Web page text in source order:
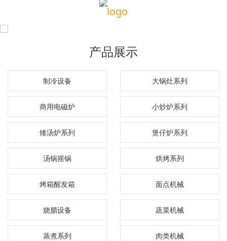
产品展示
制冷设备 大锅灶系列
商用电磁炉 小炒炉系列
矮汤炉系列 煲仔炉系列
汤锅摇锅 烘烤系列
烤箱醒发箱 面点机械
烧腊设备 蔬菜机械
蒸煮系列 肉类机械